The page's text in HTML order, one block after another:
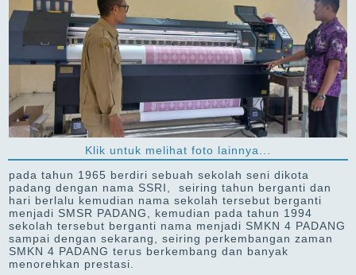
Klik untuk melihat foto lainnya...
pada tahun 1965 berdiri sebuah sekolah seni dikota
padang dengan nama SSRI, seiring tahun berganti dan
hari berlalu kemudian nama sekolah tersebut berganti
menjadi SMSR PADANG, kemudian pada tahun 1994
sekolah tersebut berganti nama menjadi SMKN 4 PADANG
sampai dengan sekarang, seiring perkembangan zaman
SMKN 4 PADANG terus berkembang dan banyak
menorehkan prestasi.